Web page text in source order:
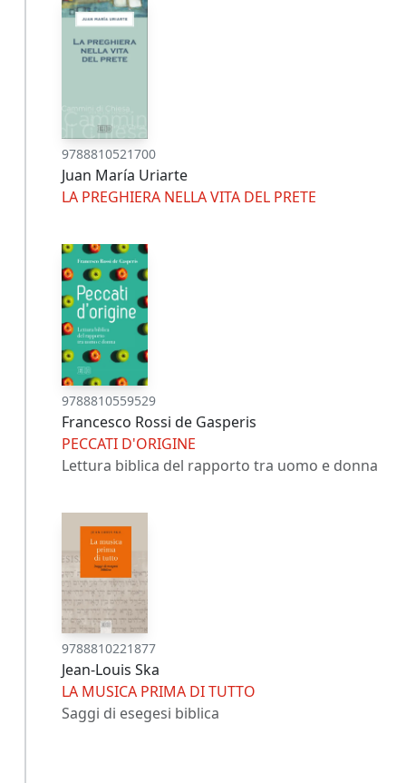
9788810521700
Juan María Uriarte
LA PREGHIERA NELLA VITA DEL PRETE
9788810559529
Francesco Rossi de Gasperis
PECCATI D'ORIGINE
Lettura biblica del rapporto tra uomo e donna
9788810221877
Jean-Louis Ska
LA MUSICA PRIMA DI TUTTO
Saggi di esegesi biblica